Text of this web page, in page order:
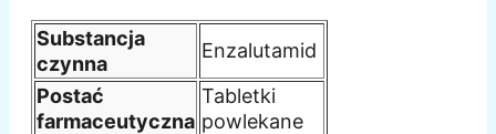
Substancja
czynna
Enzalutamid
Postać
farmaceutyczna
Tabletki
powlekane